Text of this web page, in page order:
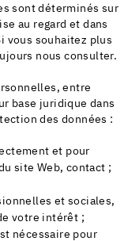
sont déterminés sur
au regard et dans
vous souhaitez plus
nous consulter.
entre
base juridique dans
des données :
et pour
site Web, contact ;
et sociales,
votre intérêt ;
nécessaire pour